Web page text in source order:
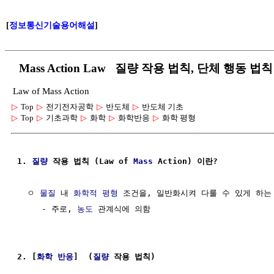
[정보통신기술용어해설]
Mass Action Law 질량 작용 법칙, 단체 행동 법칙
Law of Mass Action
▷ Top ▷ 전기전자공학 ▷ 반도체 ▷ 반도체 기초
▷ Top ▷ 기초과학 ▷ 화학 ▷ 화학반응 ▷ 화학 평형
1. 질량 작용 법칙 (Law of Mass Action) 이란?
  ㅇ
물질 내 화학적 평형
조건을, 일반화시켜 다룰 수 있게 하는
     - 주로,
농도 관계식에 의함
2. [화학 반응]  ( 질량 작용 법칙)